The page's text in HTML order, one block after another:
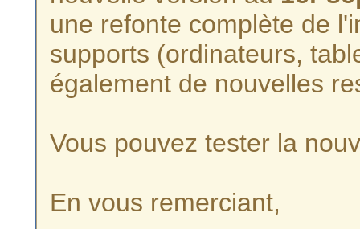
une refonte complète de
supports (ordinateurs,
également de nouvelles
Vous pouvez tester la
En vous remerciant,